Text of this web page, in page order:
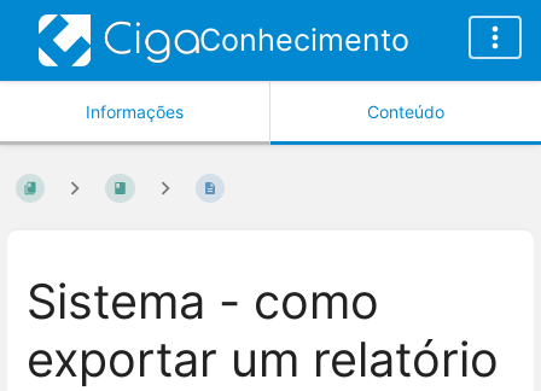
Conhecimento
Informações Conteúdo
Sistema - como
exportar um relatório